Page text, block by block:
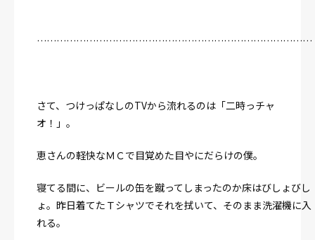
…………………………………………………………………………
さて、つけっぱなしのTVから流れるのは「二時っチャ
オ！」。
恵さんの軽快なＭＣで目覚めた目やにだらけの僕。
寝てる間に、ビールの缶を蹴ってしまったのか床はびしょびし
ょ。昨日着てたＴシャツでそれを拭いて、そのまま洗濯機に入
れる。